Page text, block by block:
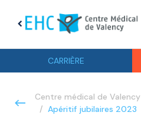
chevron_left
CARRIÈRE
Centre médical de Valency
Apéritif jubilaires 2023